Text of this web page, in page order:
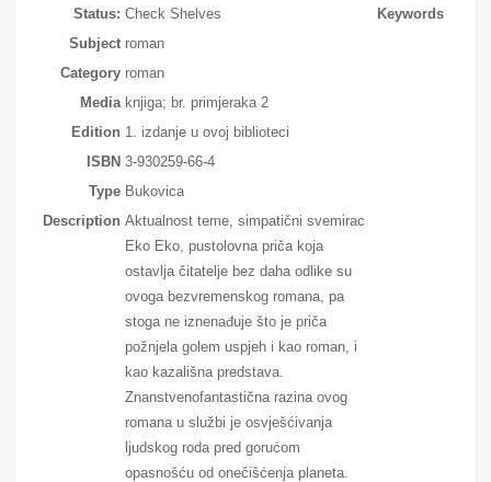
Status: Check Shelves
Subject roman
Category roman
Media knjiga; br. primjeraka 2
Edition 1. izdanje u ovoj biblioteci
ISBN 3-930259-66-4
Type Bukovica
Description Aktualnost teme, simpatični svemirac
Eko Eko, pustolovna priča koja
ostavlja čitatelje bez daha odlike su
ovoga bezvremenskog romana, pa
stoga ne iznenađuje što je priča
požnjela golem uspjeh i kao roman, i
kao kazališna predstava.
Znanstvenofantastična razina ovog
romana u službi je osvješćivanja
ljudskog roda pred gorućom
opasnošću od onečišćenja planeta.
Keywords